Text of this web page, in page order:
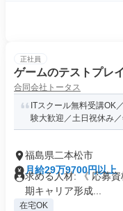
正社員
ゲームのテストプレ
合同会社トータス
ITスクール無料受講OK
験大歓迎／土日祝休み
福島県二本松市
月給29万9700円以上
求める人材: 《 応募
期キャリア形成...
在宅OK